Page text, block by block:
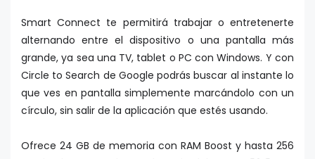
Smart Connect te permitirá trabajar o entretenerte
alternando entre el dispositivo o una pantalla más
grande, ya sea una TV, tablet o PC con Windows. Y con
Circle to Search de Google podrás buscar al instante lo
que ves en pantalla simplemente marcándolo con un
círculo, sin salir de la aplicación que estés usando.
Ofrece 24 GB de memoria con RAM Boost y hasta 256